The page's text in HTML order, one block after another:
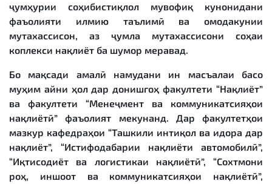
ҷумҳурии соҳибистиқлол мувофиқ кунонидани
фаъолияти илмию таълимӣ ва омодакунии
мутахассисон, аз ҷумла мутахассисони соҳаи
коплекси нақлиёт ба шумор меравад.
Бо мақсади амалӣ намудани ин масъалаи басо
муҳим айни ҳол дар донишгоҳ факултети “Нақлиёт”
ва факултети “Менеҷмент ва коммуникатсияҳои
нақлиётӣ” фаъолият мекунанд. Дар факултетҳои
мазкур кафедраҳои “Ташкили интиқол ва идора дар
нақлиёт”, “Истифодабарии нақлиёти автомобилӣ”,
“Иқтисодиёт ва логистикаи нақлиётӣ”, “Сохтмони
роҳ, иншоот ва коммуникатсияҳои нақлиётӣ”,